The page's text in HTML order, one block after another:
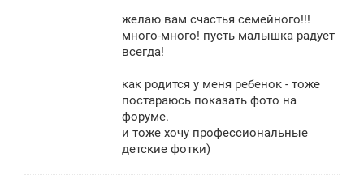
желаю вам счастья семейного!!!
много-много! пусть малышка радует
всегда!
как родится у меня ребенок - тоже
постараюсь показать фото на
форуме.
и тоже хочу профессиональные
детские фотки)